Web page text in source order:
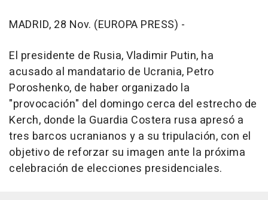
MADRID, 28 Nov. (EUROPA PRESS) -
El presidente de Rusia, Vladimir Putin, ha
acusado al mandatario de Ucrania, Petro
Poroshenko, de haber organizado la
"provocación" del domingo cerca del estrecho de
Kerch, donde la Guardia Costera rusa apresó a
tres barcos ucranianos y a su tripulación, con el
objetivo de reforzar su imagen ante la próxima
celebración de elecciones presidenciales.